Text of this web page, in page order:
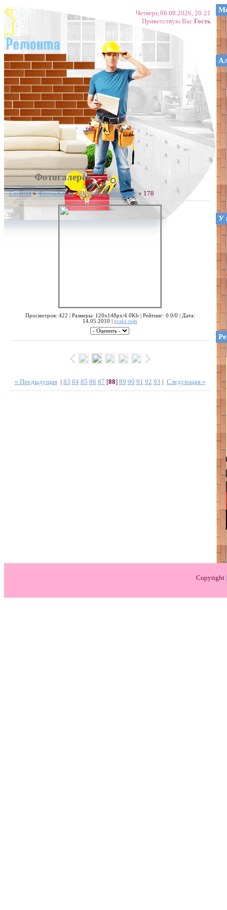
Четверг, 06.08.2026, 20:21
Приветствую Вас Гость
Фотогалерея
Главная»Фотоальбом»Шторы в интерьере » 178
Просмотров: 422 | Размеры: 120x148px/4.0Kb | Рейтинг: 0.0/0 | Дата:
14.05.2010 | prakt-rem
« Предыдущая| 83 84 85 86 87 [88] 89 90 91 92 93 | Следующая »
У
Copyright